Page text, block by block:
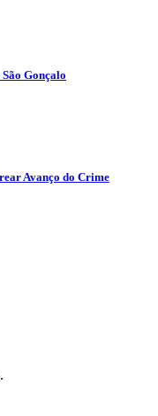
Gonçalo
Avanço do Crime